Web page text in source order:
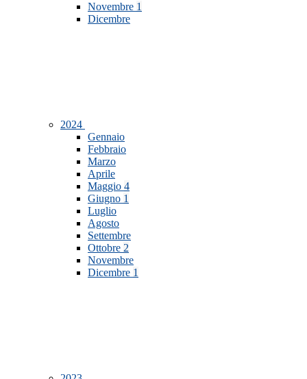
Novembre 1
Dicembre
2024
Gennaio
Febbraio
Marzo
Aprile
Maggio 4
Giugno 1
Luglio
Agosto
Settembre
Ottobre 2
Novembre
Dicembre 1